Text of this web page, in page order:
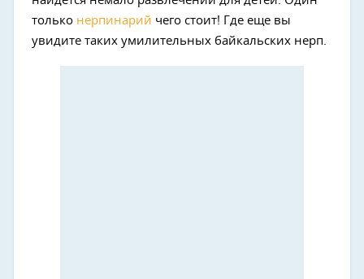
только нерпинарий чего стоит! Где еще вы
увидите таких умилительных байкальских нерп.